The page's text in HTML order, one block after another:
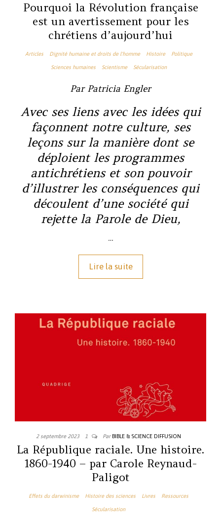
Pourquoi la Révolution française
est un avertissement pour les
chrétiens d’aujourd’hui
Articles Dignité humaine et droits de l'homme Histoire Politique
Sciences humaines Scientisme Sécularisation
Par Patricia Engler
Avec ses liens avec les idées qui
façonnent notre culture, ses
leçons sur la manière dont se
déploient les programmes
antichrétiens et son pouvoir
d’illustrer les conséquences qui
découlent d’une société qui
rejette la Parole de Dieu,
…
Lire la suite
2 septembre 2023 1 Par BIBLE & SCIENCE DIFFUSION
La République raciale. Une histoire.
1860-1940 – par Carole Reynaud-
Paligot
Effets du darwinisme Histoire des sciences Livres Ressources
Sécularisation